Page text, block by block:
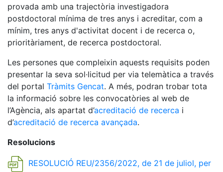
provada amb una trajectòria investigadora
postdoctoral mínima de tres anys i acreditar, com a
mínim, tres anys d'activitat docent i de recerca o,
prioritàriament, de recerca postdoctoral.
Les persones que compleixin aquests requisits poden
presentar la seva sol·licitud per via telemàtica a través
del portal Tràmits Gencat. A més, podran trobar tota
la informació sobre les convocatòries al web de
l’Agència, als apartat d’acreditació de recerca i
d’acreditació de recerca avançada.
Resolucions
RESOLUCIÓ REU/2356/2022, de 21 de juliol, per